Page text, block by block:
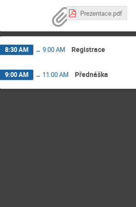
Prezentace.pdf
8:30 AM → 9:00 AM Registrace
9:00 AM → 11:00 AM Přednáška